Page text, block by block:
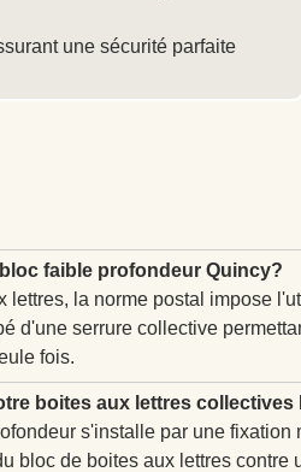
une sécurité parfaite
faible profondeur Quincy?
lettres, la norme postal impose
d'une serrure collective
fois.
boites aux lettres collectives
s'installe par une fixation
bloc de boites aux lettres